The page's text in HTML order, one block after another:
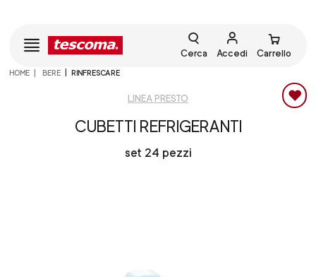
Cerca Accedi Carrello
HOME BERE RINFRESCARE
LINEA PRESTO
CUBETTI REFRIGERANTI
set 24 pezzi